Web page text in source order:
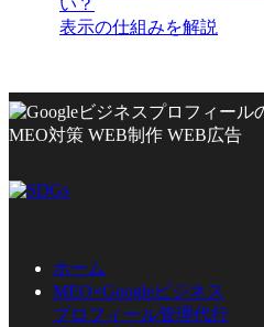
い？
表示の仕組みを解説
ホーム
MEO×Googleビジネス
プロフィール管理代行